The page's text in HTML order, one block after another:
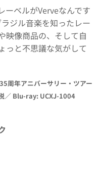
ーベルがVerveなんです
ジル音楽を知ったレー
映像商品の、そして自
っと不思議な気がして
周年アニバーサリー・ツアー
／ Blu-ray: UCXJ-1004